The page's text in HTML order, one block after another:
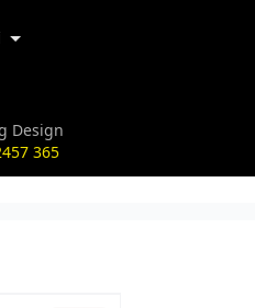
Design
365